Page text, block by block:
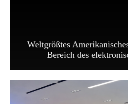
Weltgrößtes
Bereich des